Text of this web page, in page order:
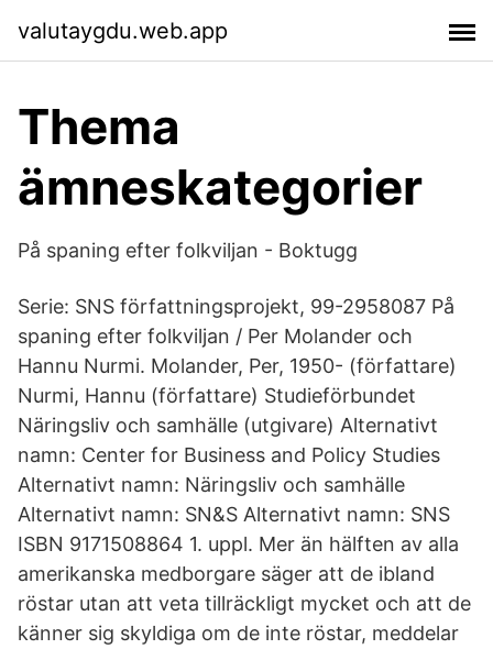
valutaygdu.web.app
Thema
ämneskategorier
På spaning efter folkviljan - Boktugg
Serie: SNS författningsprojekt, 99-2958087 På
spaning efter folkviljan / Per Molander och
Hannu Nurmi. Molander, Per, 1950- (författare)
Nurmi, Hannu (författare) Studieförbundet
Näringsliv och samhälle (utgivare) Alternativt
namn: Center for Business and Policy Studies
Alternativt namn: Näringsliv och samhälle
Alternativt namn: SN&S Alternativt namn: SNS
ISBN 9171508864 1. uppl. Mer än hälften av alla
amerikanska medborgare säger att de ibland
röstar utan att veta tillräckligt mycket och att de
känner sig skyldiga om de inte röstar, meddelar